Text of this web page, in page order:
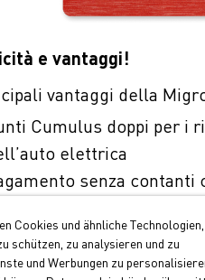
e vantaggi!
vantaggi della
Cumulus doppi per i
elettrica
senza
ora la Migrolcard
Cookies und ähnliche
schützen, zu analysieren und zu
und Werbungen zu